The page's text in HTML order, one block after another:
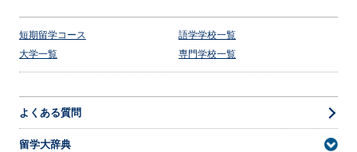
短期留学コース
語学学校一覧
大学一覧
専門学校一覧
よくある質問
留学大辞典